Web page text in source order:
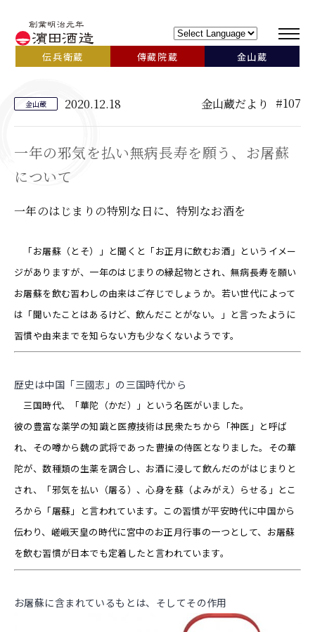
伝兵衛蔵 傳藏院蔵 金山蔵
金山蔵 2020.12.18 金山蔵だより #107
一年の邪気を払い無病長寿を願う、お屠蘇
について
一年のはじまりの特別な日に、特別なお酒を
「お屠蘇（とそ）」と聞くと「お正月に飲むお酒」というイメー
ジがありますが、一年のはじまりの縁起物とされ、無病長寿を願い
お屠蘇を飲む習わしの由来はご存じでしょうか。若い世代によって
は「聞いたことはあるけど、飲んだことがない。」と言ったように
習慣や由来までを知らない方も少なくないようです。
歴史は中国「三國志」の三国時代から
三国時代、「華陀（かだ）」という名医がいました。
彼の豊富な薬学の知識と医療技術は民衆たちから「神医」と呼ば
れ、その噂から魏の武将であった曹操の侍医となりました。その華
陀が、数種類の生薬を調合し、お酒に浸して飲んだのがはじまりと
され、「邪気を払い（屠る）、心身を蘇（よみがえ）らせる」とこ
ろから「屠蘇」と言われています。この習慣が平安時代に中国から
伝わり、嵯峨天皇の時代に宮中のお正月行事の一つとして、お屠蘇
を飲む習慣が日本でも定着したと言われています。
お屠蘇に含まれているもとは、そしてその作用